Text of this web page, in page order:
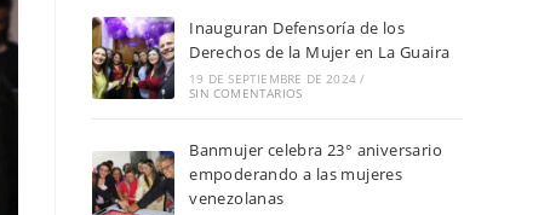
Inauguran Defensoría de los
Derechos de la Mujer en La Guaira
19 DE SEPTIEMBRE DE 2024 /
SIN COMENTARIOS
Banmujer celebra 23° aniversario
empoderando a las mujeres
venezolanas